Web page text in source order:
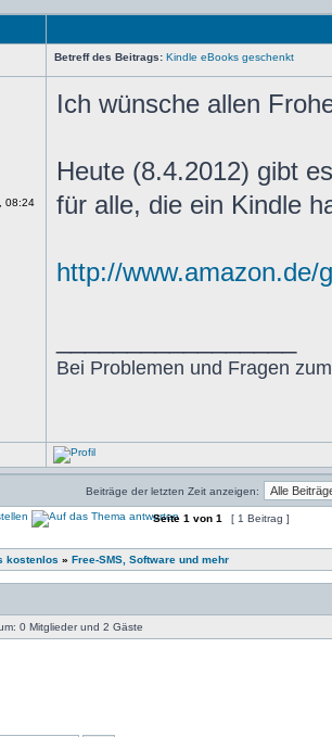
Betreff des Beitrags: Kindle eBooks geschenkt
08:24
Ich wünsche allen
Heute (8.4.2012) gibt
für alle, die ein Kindle
http://www.amazon.de/
Bei Problemen und Fragen
Beiträge der letzten Zeit anzeigen:
Seite 1 von 1 [ 1 Beitrag ]
kostenlos » Free-SMS, Software und mehr
0 Mitglieder und 2 Gäste